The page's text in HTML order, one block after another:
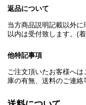
返品について
当方商品説明記載以外
以内は受付致します。(
他特記事項
ご注文頂いたお客様へ
庫の有無、送料のご連絡